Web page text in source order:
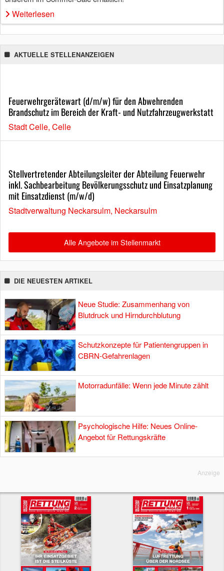
Weiterlesen
AKTUELLE STELLENANZEIGEN
Feuerwehrgerätewart (d/m/w) für den Abwehrenden
Brandschutz im Bereich der Kraft- und Nutzfahrzeugwerkstatt
Stadt Celle, Celle
Stellvertretender Abteilungsleiter der Abteilung Feuerwehr
inkl. Sachbearbeitung Bevölkerungsschutz und Einsatzplanung
mit Einsatzdienst (m/w/d)
Stadtverwaltung Neckarsulm, Neckarsulm
Alle Angebote im Stellenmarkt
DIE NEUESTEN ARTIKEL
Neue Studie: Zusammenhang von
Blutdruck und Hirndurchblutung
Schutzkonzepte für Patientengruppen in
CBRN-Gefahrenlagen
Motorradunfälle: Wenn jede Minute zählt
Psychologische Hilfe: Neues Online-
Angebot für Rettungskräfte
Anzeige